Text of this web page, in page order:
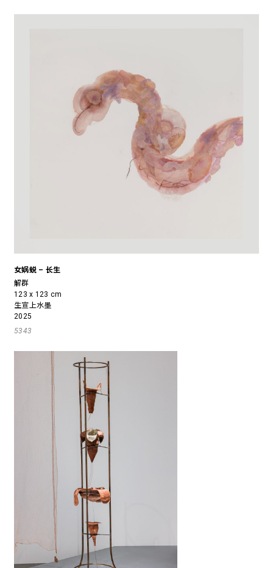
女娲蜕 – 长生
解群
123 x 123 cm
生宣上水墨
2025
5343